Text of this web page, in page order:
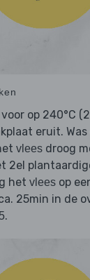
op 240°C
eruit. Was
vlees droog
2el
het vlees op
25min in de
.